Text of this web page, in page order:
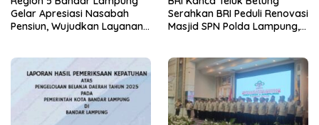
Gelar Apresiasi Nasabah
Pensiun, Wujudkan Layanan
Serahkan BRI Peduli Renovasi
Masjid SPN Polda Lampung,